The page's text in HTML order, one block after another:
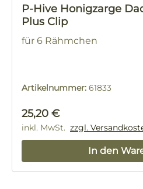
P-Hive Honigzarge
Plus Clip
für 6 Rähmchen
Artikelnummer: 61833
Regulärer Preis:
25,20 €
inkl. MwSt. zzgl.
In den